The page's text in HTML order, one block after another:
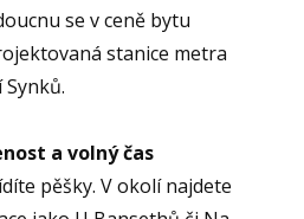
se v ceně bytu
stanice metra
a volný čas
pěšky. V okolí najdete